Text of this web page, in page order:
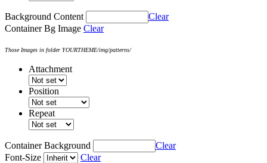
Background Content
Clear
Container Bg Image Clear
Those Images in folder YOURTHEME/img/patterns/
Attachment
Position
Repeat
Container Background
Clear
Font-Size
Clear